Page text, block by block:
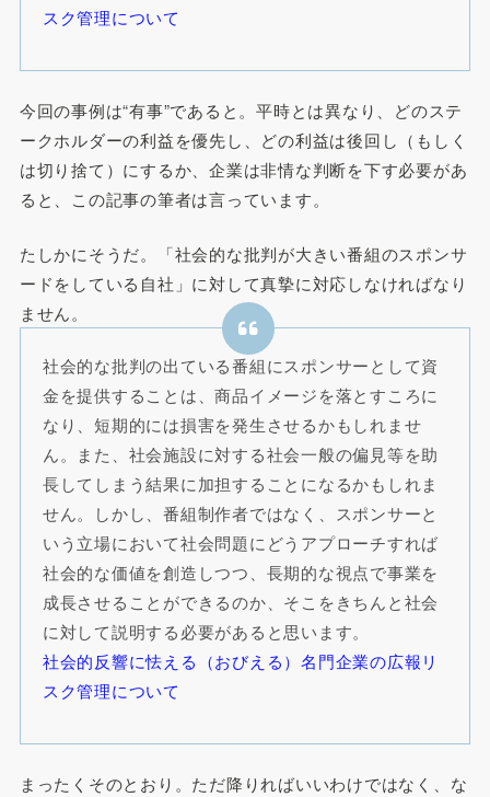
スク管理について
今回の事例は“有事”であると。平時とは異なり、どのステ
ークホルダーの利益を優先し、どの利益は後回し（もしく
は切り捨て）にするか、企業は非情な判断を下す必要があ
ると、この記事の筆者は言っています。
たしかにそうだ。「社会的な批判が大きい番組のスポンサ
ードをしている自社」に対して真摯に対応しなければなり
ません。
社会的な批判の出ている番組にスポンサーとして資
金を提供することは、商品イメージを落とすころに
なり、短期的には損害を発生させるかもしれませ
ん。また、社会施設に対する社会一般の偏見等を助
長してしまう結果に加担することになるかもしれま
せん。しかし、番組制作者ではなく、スポンサーと
いう立場において社会問題にどうアプローチすれば
社会的な価値を創造しつつ、長期的な視点で事業を
成長させることができるのか、そこをきちんと社会
に対して説明する必要があると思います。
社会的反響に怯える（おびえる）名門企業の広報リ
スク管理について
まったくそのとおり。ただ降りればいいわけではなく、な